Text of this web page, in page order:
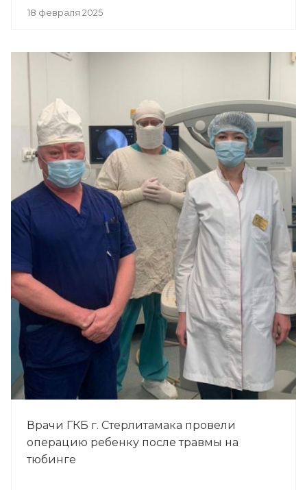
18 февраля 2025
Врачи ГКБ г. Стерлитамака провели
операцию ребенку после травмы на
тюбинге